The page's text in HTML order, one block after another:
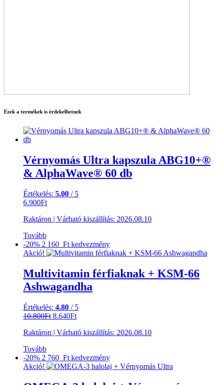
Ezek a termékek is érdekelhetnek
Vérnyomás Ultra kapszula ABG10+®
& AlphaWave® 60 db
Értékelés: 5.00 / 5
6.900Ft
Raktáron | Várható kiszállítás: 2026.08.10
Tovább
-20% 2 160 Ft kedvezmény
Akció!
Multivitamin férfiaknak + KSM-66
Ashwagandha
Értékelés: 4.80 / 5
10.800Ft Original
was:
8.640FtCurrent
is:
Raktáron | Várható kiszállítás: 2026.08.10
Tovább
-20% 2 760 Ft kedvezmény
Akció!